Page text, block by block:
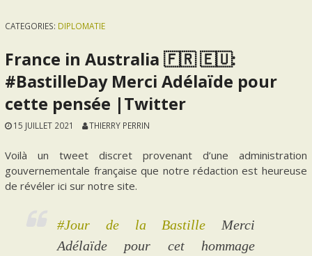
CATEGORIES: DIPLOMATIE
France in Australia 🇫🇷 🇪🇺:
#BastilleDay Merci Adélaïde pour
cette pensée |Twitter
15 JUILLET 2021 THIERRY PERRIN
Voilà un tweet discret provenant d’une administration
gouvernementale française que notre rédaction est heureuse
de révéler ici sur notre site.
#Jour de la Bastille Merci
Adélaïde pour cet hommage